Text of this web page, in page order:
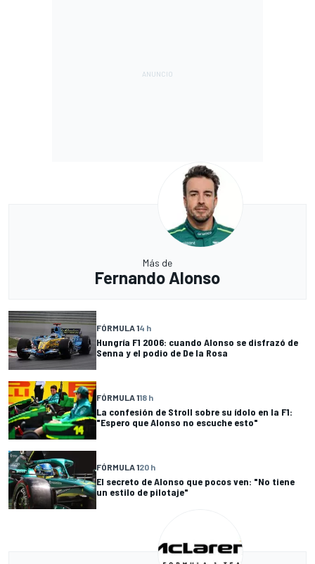
Más de
Fernando Alonso
FÓRMULA 14 h
Hungría F1 2006: cuando Alonso se disfrazó de
Senna y el podio de De la Rosa
FÓRMULA 118 h
La confesión de Stroll sobre su ídolo en la F1:
"Espero que Alonso no escuche esto"
FÓRMULA 120 h
El secreto de Alonso que pocos ven: "No tiene
un estilo de pilotaje"